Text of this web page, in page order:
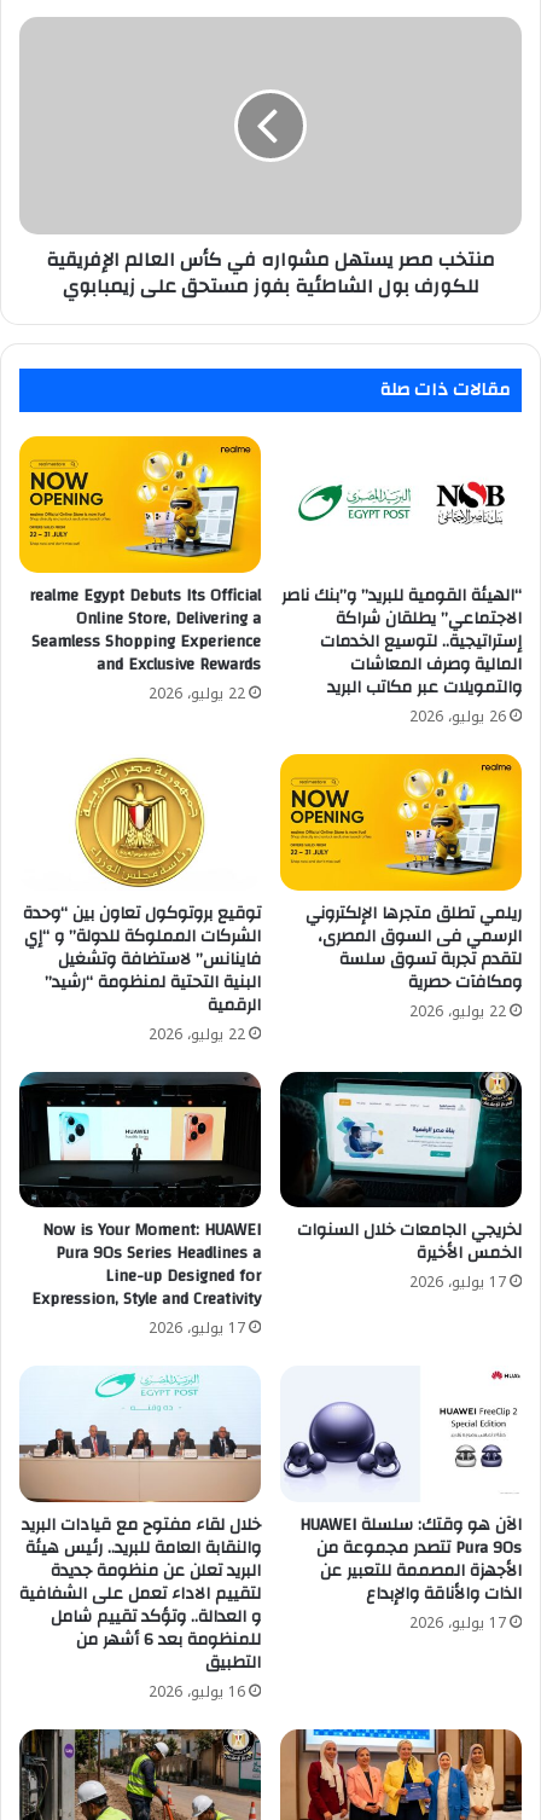
مساء
منتخب
للكورف
الشاطئية
مستحق
زيمبابوي
منتخب مصر يستهل مشواره في كأس العالم الإفريقية
للكورف بول الشاطئية بفوز مستحق على زيمبابوي
مقالات ذات صلة
“الهيئة القومية للبريد” و”بنك ناصر
الاجتماعي” يطلقان شراكة
إستراتيجية.. لتوسيع الخدمات
المالية وصرف المعاشات
والتمويلات عبر مكاتب البريد
26 يوليو، 2026
realme Egypt Debuts Its Official
Online Store, Delivering a
Seamless Shopping Experience
and Exclusive Rewards
22 يوليو، 2026
ريلمي تطلق متجرها الإلكتروني
الرسمي فى السوق المصرى،
لتقدم تجربة تسوق سلسة
ومكافآت حصرية
22 يوليو، 2026
توقيع بروتوكول تعاون بين “وحدة
الشركات المملوكة للدولة” و “إي
فاينانس” لاستضافة وتشغيل
البنية التحتية لمنظومة “رشيد”
الرقمية
22 يوليو، 2026
لخريجي الجامعات خلال السنوات
الخمس الأخيرة
17 يوليو، 2026
Now is Your Moment: HUAWEI
Pura 90s Series Headlines a
Line-up Designed for
Expression, Style and Creativity
17 يوليو، 2026
الآن هو وقتك: سلسلة HUAWEI
Pura 90s تتصدر مجموعة من
الأجهزة المصممة للتعبير عن
الذات والأناقة والإبداع
17 يوليو، 2026
خلال لقاء مفتوح مع قيادات البريد
والنقابة العامة للبريد.. رئيس هيئة
البريد تعلن عن منظومة جديدة
لتقييم الاداء تعمل على الشفافية
و العدالة.. وتؤكد تقييم شامل
للمنظومة بعد 6 أشهر من
التطبيق
16 يوليو، 2026